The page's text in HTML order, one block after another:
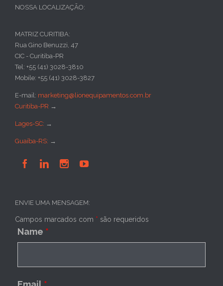
NOSSA LOCALIZAÇÃO:
MATRIZ CURITIBA:
Rua Gino Benuzzi, 47
CIC - Curitiba-PR
Tel: +55 (41) 3028-3810
Mobile: +55 (41) 3028-3827
E-mail: marketing@lionequipamentos.com.br
Curitiba-PR →
Lages-SC: →
Guaíba-RS: →
   
ENVIE UMA MENSAGEM:
Campos marcados com * são requeridos
Name *